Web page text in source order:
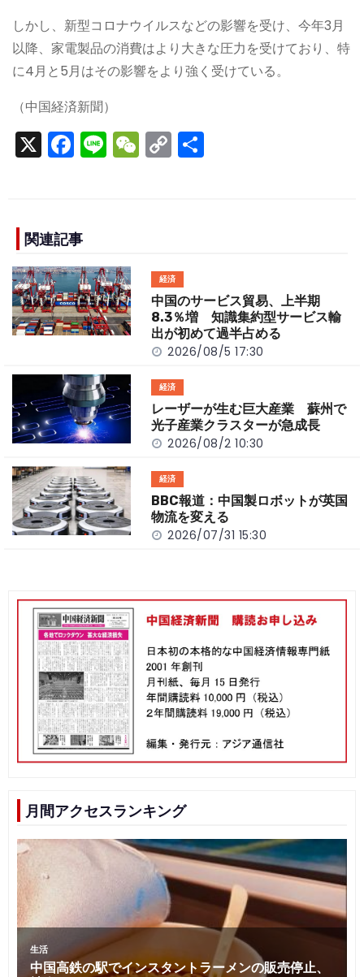
しかし、新型コロナウイルスなどの影響を受け、今年3月
以降、家電製品の消費はより大きな圧力を受けており、特
に4月と5月はその影響をより強く受けている。
（中国経済新聞）
X F
a
e
b
o
o
k
Li
n
W
e
C
o
n
k
関連記事
経済
中国のサービス貿易、上半期
8.3％増 知識集約型サービス輸
出が初めて過半占める
2026/08/5 17:30
経済
レーザーが生む巨大産業 蘇州で
光子産業クラスターが急成長
2026/08/2 10:30
経済
BBC報道：中国製ロボットが英国
物流を変える
2026/07/31 15:30
月間アクセスランキング